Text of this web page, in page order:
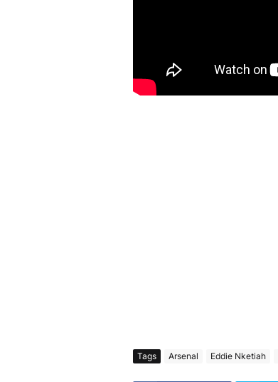
Tags Arsenal Eddie Nketiah